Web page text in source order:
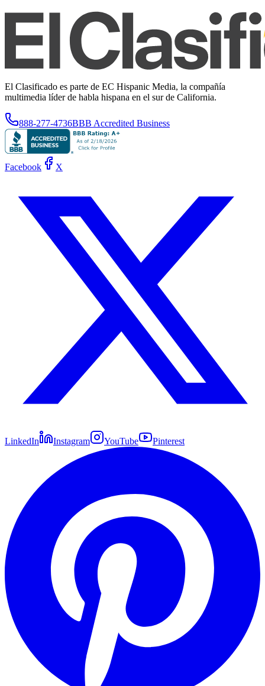
El Clasificado es parte de EC Hispanic Media, la compañía
multimedia líder de habla hispana en el sur de California.
888-277-4736BBB Accredited Business
Facebook X
LinkedIn Instagram YouTube Pinterest